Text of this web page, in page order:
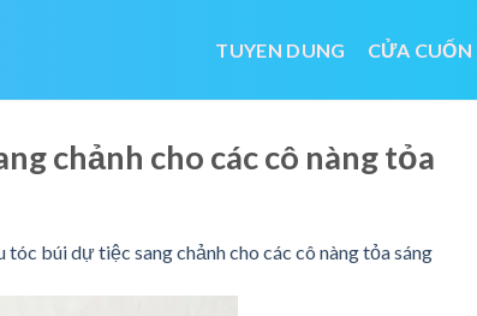
TUYEN DUNG CỬA
chảnh cho các cô nàng tỏa
tóc búi dự tiệc sang chảnh cho các cô nàng tỏa sáng